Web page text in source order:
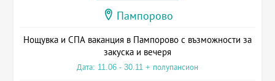
Пампорово
Нощувка и СПА ваканция в Пампорово с възможности за
закуска и вечеря
Дата: 11.06 - 30.11 + полупансион